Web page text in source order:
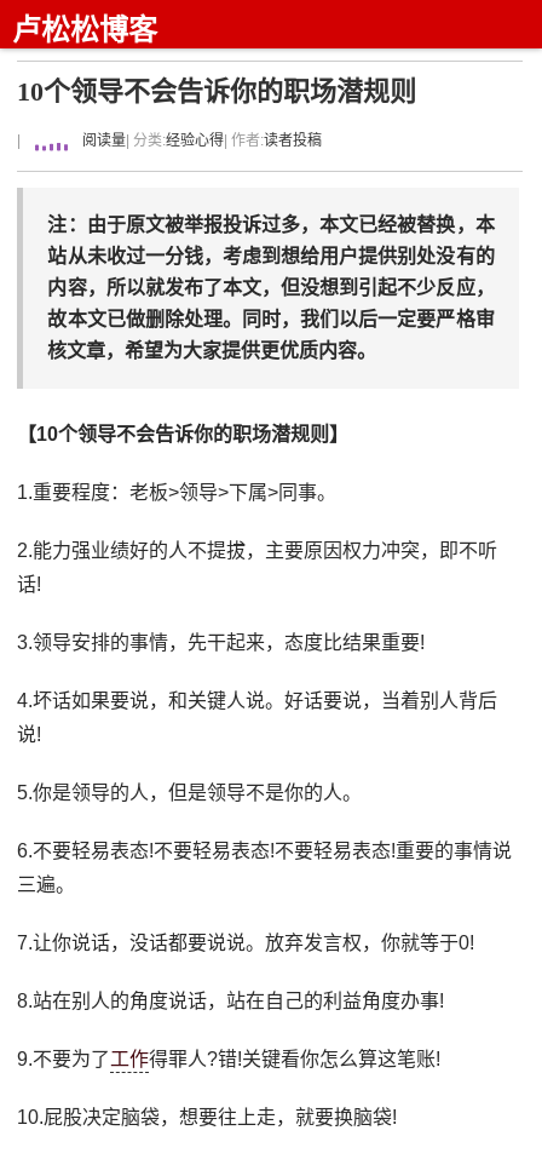
卢松松博客
10个领导不会告诉你的职场潜规则
阅读量 | 分类:经验心得 | 作者:读者投稿
注：由于原文被举报投诉过多，本文已经被替换，本
站从未收过一分钱，考虑到想给用户提供别处没有的
内容，所以就发布了本文，但没想到引起不少反应，
故本文已做删除处理。同时，我们以后一定要严格审
核文章，希望为大家提供更优质内容。
【10个领导不会告诉你的职场潜规则】
1.重要程度：老板>领导>下属>同事。
2.能力强业绩好的人不提拔，主要原因权力冲突，即不听
话!
3.领导安排的事情，先干起来，态度比结果重要!
4.坏话如果要说，和关键人说。好话要说，当着别人背后
说!
5.你是领导的人，但是领导不是你的人。
6.不要轻易表态!不要轻易表态!不要轻易表态!重要的事情说
三遍。
7.让你说话，没话都要说说。放弃发言权，你就等于0!
8.站在别人的角度说话，站在自己的利益角度办事!
9.不要为了工作得罪人?错!关键看你怎么算这笔账!
10.屁股决定脑袋，想要往上走，就要换脑袋!